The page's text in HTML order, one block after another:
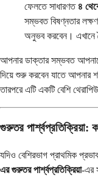
ফেলতে সাধারণত ৪
সম্ভবত বিষণ্নতার
অনুভব করবেন। এখানে
আপনার ডাক্তার সম্ভবত
দিয়ে শুরু করবেন যাতে আপনার
তারপরে এটি একটি বেশি
গুরুতর
যদিও বেশিরভাগ প্রাথমিক
এর গুরুতর পার্শ্বপ্রতিক্রিয়া-এর